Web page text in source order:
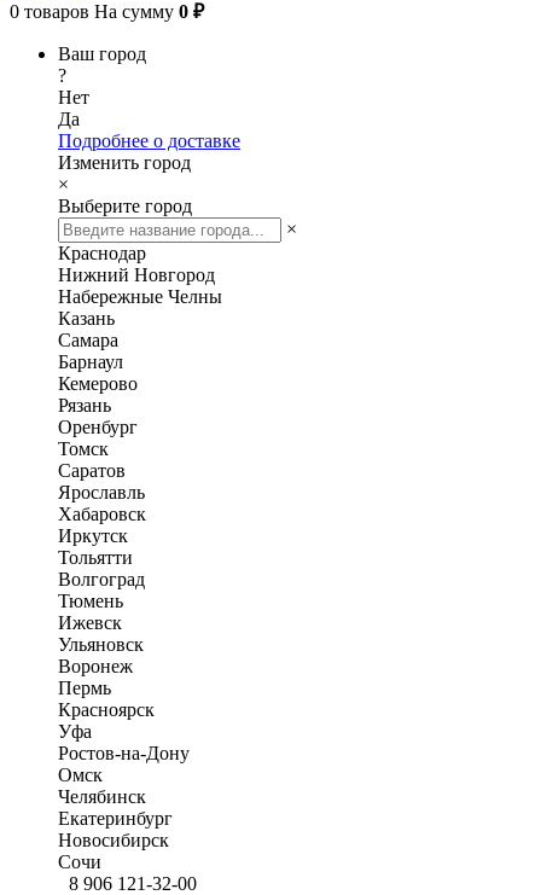
0 товаров На сумму 0 ₽
Ваш город
?
Нет
Да
Подробнее о доставке
Изменить город
×
Выберите город
×
Краснодар
Нижний Новгород
Набережные Челны
Казань
Самара
Барнаул
Кемерово
Рязань
Оренбург
Томск
Саратов
Ярославль
Хабаровск
Иркутск
Тольятти
Волгоград
Тюмень
Ижевск
Ульяновск
Воронеж
Пермь
Красноярск
Уфа
Ростов-на-Дону
Омск
Челябинск
Екатеринбург
Новосибирск
Сочи
8 906 121-32-00